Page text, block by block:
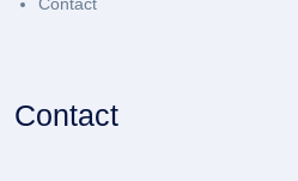
Contact